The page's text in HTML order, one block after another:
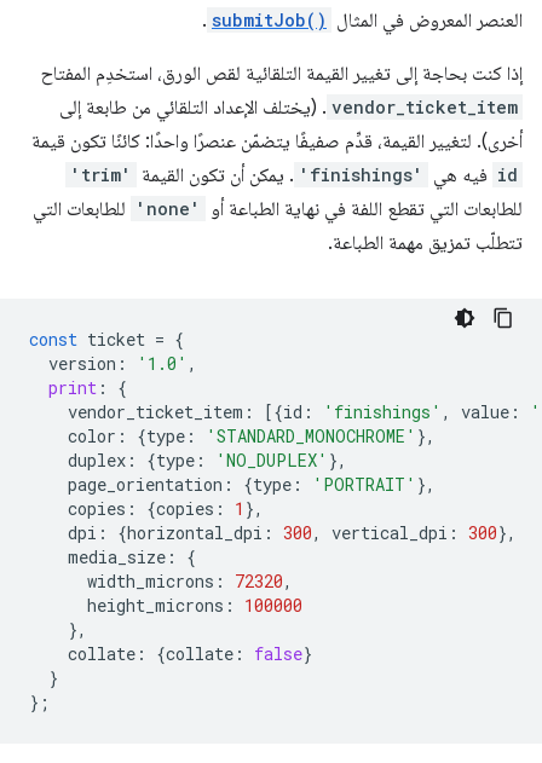
العنصر المعروض في المثال submitJob()
.
إذا كنت بحاجة إلى تغيير القيمة التلقائية لقص الورق، استخدِم المفتاح
vendor_ticket_item . (يختلف الإعداد التلقائي من طابعة إلى
أخرى). لتغيير القيمة، قدِّم صفيفًا يتضمّن عنصرًا واحدًا: كائنًا تكون قيمة
id فيه هي 'finishings' . يمكن أن تكون القيمة 'trim'
للطابعات التي تقطع اللفة في نهاية الطباعة أو 'none'
للطابعات التي
تتطلّب تمزيق مهمة الطباعة.
const ticket = {
version : '1.0' ,
print :
{
vendor_ticket_item : [{id : 'finishings' , value :
color : {type : 'STANDARD_MONOCHROME' },
duplex : {type : 'NO_DUPLEX' },
page_orientation : {type : 'PORTRAIT' },
copies : {copies : 1 },
dpi : {horizontal_dpi : 300, vertical_dpi : 300},
media_size :
{
width_microns : 72320,
height_microns :
100000
},
collate : {collate : false}
}
};